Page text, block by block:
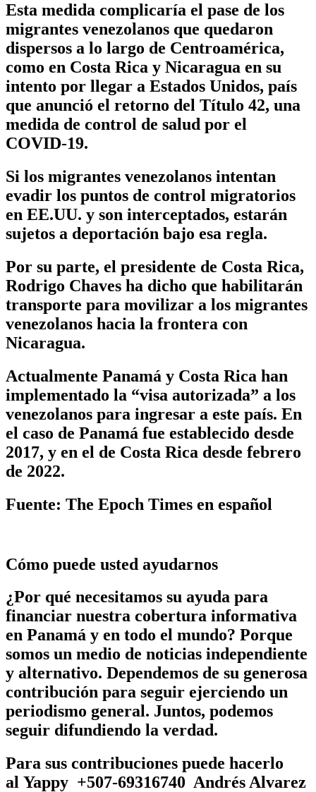
Esta medida complicaría el pase de los
migrantes venezolanos que quedaron
dispersos a lo largo de Centroamérica,
como en Costa Rica y Nicaragua en su
intento por llegar a Estados Unidos, país
que anunció el retorno del Título 42, una
medida de control de salud por el
COVID-19.
Si los migrantes venezolanos intentan
evadir los puntos de control migratorios
en EE.UU. y son interceptados, estarán
sujetos a deportación bajo esa regla.
Por su parte, el presidente de Costa Rica,
Rodrigo Chaves ha dicho que habilitarán
transporte para movilizar a los migrantes
venezolanos hacia la frontera con
Nicaragua.
Actualmente Panamá y Costa Rica han
implementado la “visa autorizada” a los
venezolanos para ingresar a este país. En
el caso de Panamá fue establecido desde
2017, y en el de Costa Rica desde febrero
de 2022.
Fuente: The Epoch Times en español
Cómo puede usted ayudarnos
¿Por qué necesitamos su ayuda para
financiar nuestra cobertura informativa
en Panamá y en todo el mundo? Porque
somos un medio de noticias independiente
y alternativo. Dependemos de su generosa
contribución para seguir ejerciendo un
periodismo general. Juntos, podemos
seguir difundiendo la verdad.
Para sus contribuciones puede hacerlo
al Yappy +507-69316740 Andrés Alvarez